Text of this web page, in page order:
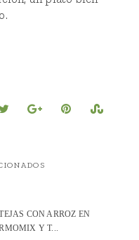
CON ARROZ EN
Y T...